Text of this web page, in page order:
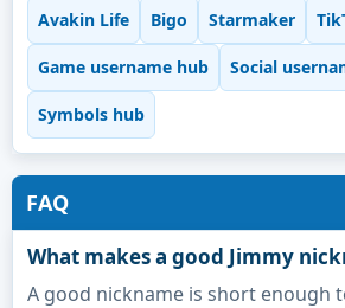
Avakin Life Bigo Starmaker
Game username hub Social
Symbols hub
FAQ
What makes a good Jimmy
A good nickname is short enough